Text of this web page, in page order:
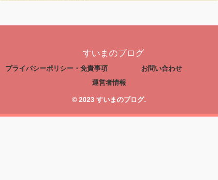
すいまのブログ
プライバシーポリシー・免責事項
お問い合わせ
運営者情報
© 2023 すいまのブログ.